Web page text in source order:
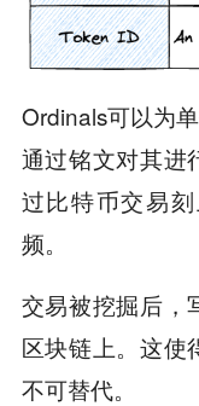
Ordinals可以为
通过铭文对其进
过比特币交易
频。
交易被挖掘后，
区块链上。这使
不可替代。